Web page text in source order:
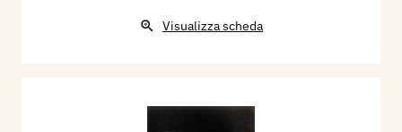
Visualizza scheda